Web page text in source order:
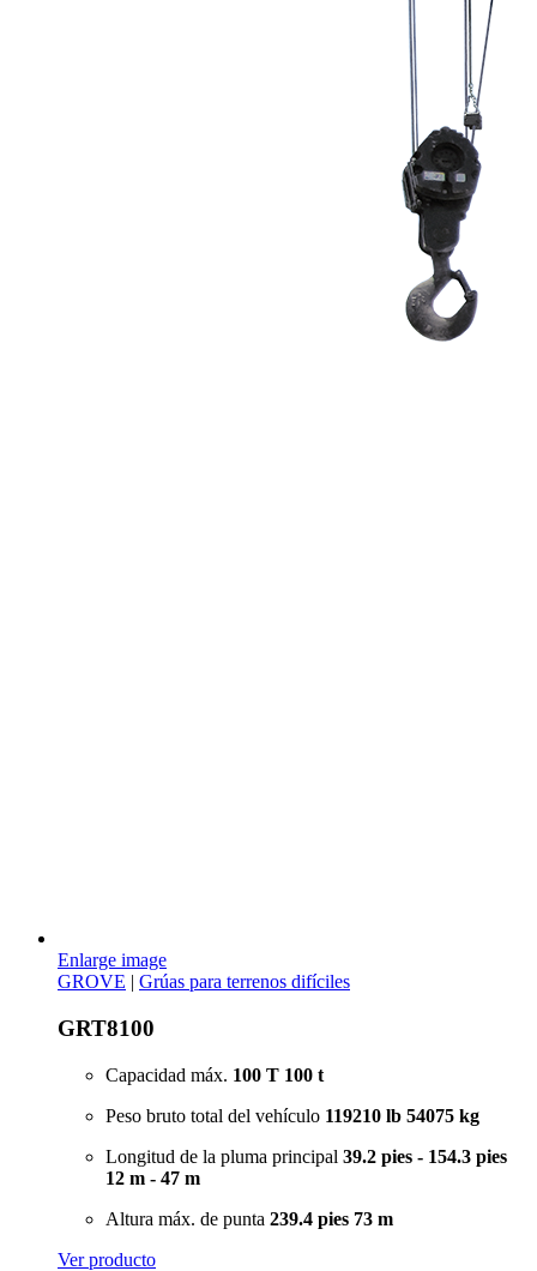
Enlarge image
GROVE | Grúas para terrenos difíciles
GRT8100
Capacidad máx. 100 T 100 t
Peso bruto total del vehículo 119210 lb 54075 kg
Longitud de la pluma principal 39.2 pies - 154.3 pies
12 m - 47 m
Altura máx. de punta 239.4 pies 73 m
Ver producto